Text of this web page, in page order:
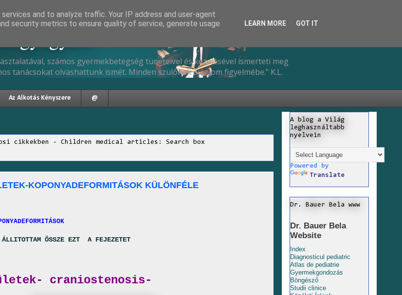
számos gyermekbetegség tüneteivel és kezelésével ismerteti meg
tanácsokat olvashattunk ismét. Minden szülőnek ajánlom figyelmébe." K.L.
Az Alkotás Kényszere @
cikkekben - Children medical articles: Search box
KOPONYADEFORMITÁSOK KÜLÖNFÉLE
ÁLLITOTTAM ÖSSZE EZT A FEJEZETET
craniostenosis-
A blog a Világ
leghasználtabb
nyelvein
Powered by
Translate
Dr. Bauer Bela www
Dr. Bauer Bela
Website
Index
Diagnosticul pediatric
Atlas de pediatrie
Gyermekgondozás
Böngésző
Studii clinice
and to analyze traffic. Your IP address and user-agent
security metrics to ensure quality of service, generate usage
LEARN MORE GOT IT